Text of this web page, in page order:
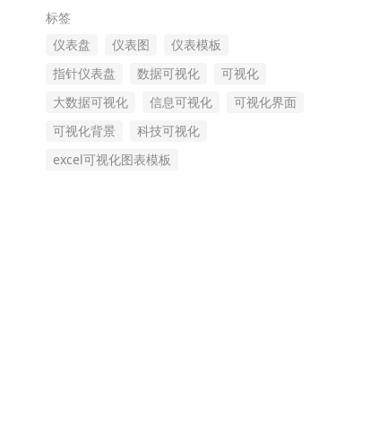
标签
仪表盘
仪表图
仪表模板
指针仪表盘
数据可视化
可视化
大数据可视化
信息可视化
可视化界面
可视化背景
科技可视化
excel可视化图表模板